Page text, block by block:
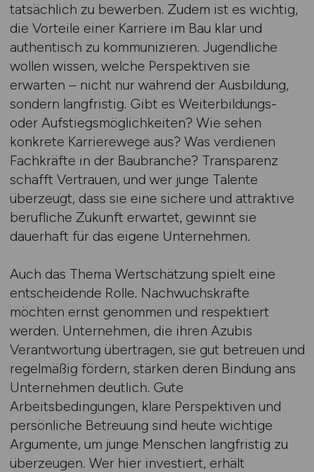
tatsächlich zu bewerben. Zudem ist es wichtig,
die Vorteile einer Karriere im Bau klar und
authentisch zu kommunizieren. Jugendliche
wollen wissen, welche Perspektiven sie
erwarten – nicht nur während der Ausbildung,
sondern langfristig. Gibt es Weiterbildungs-
oder Aufstiegsmöglichkeiten? Wie sehen
konkrete Karrierewege aus? Was verdienen
Fachkräfte in der Baubranche? Transparenz
schafft Vertrauen, und wer junge Talente
überzeugt, dass sie eine sichere und attraktive
berufliche Zukunft erwartet, gewinnt sie
dauerhaft für das eigene Unternehmen.
Auch das Thema Wertschätzung spielt eine
entscheidende Rolle. Nachwuchskräfte
möchten ernst genommen und respektiert
werden. Unternehmen, die ihren Azubis
Verantwortung übertragen, sie gut betreuen und
regelmäßig fördern, stärken deren Bindung ans
Unternehmen deutlich. Gute
Arbeitsbedingungen, klare Perspektiven und
persönliche Betreuung sind heute wichtige
Argumente, um junge Menschen langfristig zu
überzeugen. Wer hier investiert, erhält